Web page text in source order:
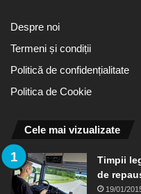
Despre noi
Termeni și condiții
Politică de confidențialitate
Politica de Cookie
Cele mai vizualizate
Timpii
de
19/01/